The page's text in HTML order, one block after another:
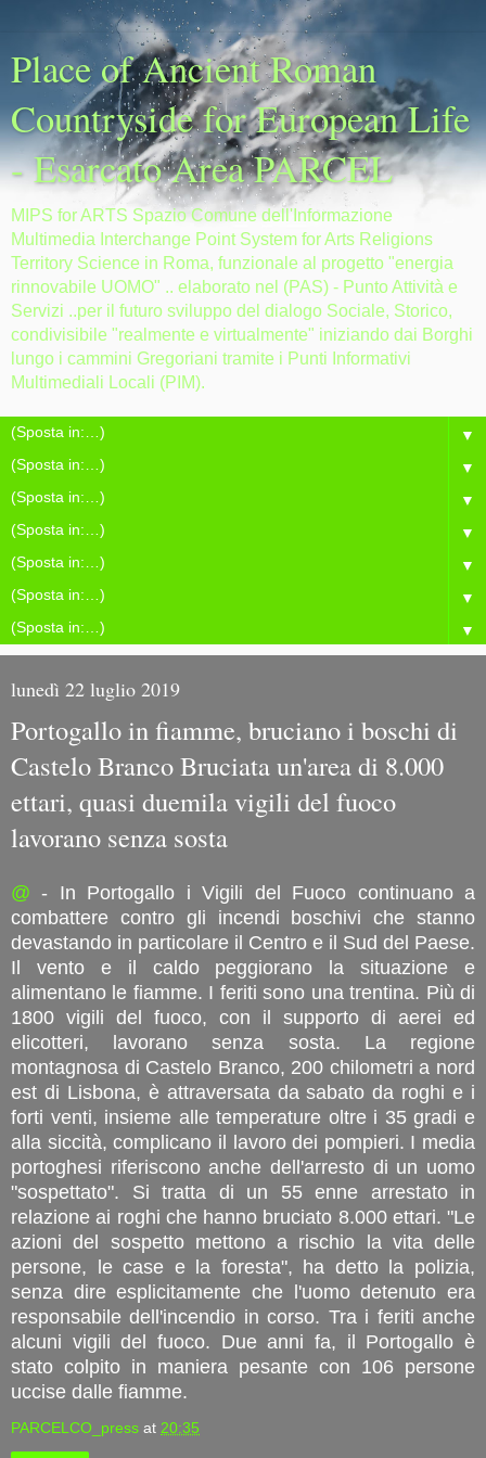
Place of Ancient Roman
Countryside for European Life
- Esarcato Area PARCEL
MIPS for ARTS Spazio Comune dell'Informazione
Multimedia Interchange Point System for Arts Religions
Territory Science in Roma, funzionale al progetto "energia
rinnovabile UOMO" .. elaborato nel (PAS) - Punto Attività e
Servizi ..per il futuro sviluppo del dialogo Sociale, Storico,
condivisibile "realmente e virtualmente" iniziando dai Borghi
lungo i cammini Gregoriani tramite i Punti Informativi
Multimediali Locali (PIM).
▼
▼
▼
▼
▼
▼
▼
lunedì 22 luglio 2019
Portogallo in fiamme, bruciano i boschi di
Castelo Branco Bruciata un'area di 8.000
ettari, quasi duemila vigili del fuoco
lavorano senza sosta
@ - In Portogallo i Vigili del Fuoco continuano a
combattere contro gli incendi boschivi che stanno
devastando in particolare il Centro e il Sud del Paese.
Il vento e il caldo peggiorano la situazione e
alimentano le fiamme. I feriti sono una trentina. Più di
1800 vigili del fuoco, con il supporto di aerei ed
elicotteri, lavorano senza sosta. La regione
montagnosa di Castelo Branco, 200 chilometri a nord
est di Lisbona, è attraversata da sabato da roghi e i
forti venti, insieme alle temperature oltre i 35 gradi e
alla siccità, complicano il lavoro dei pompieri. I media
portoghesi riferiscono anche dell'arresto di un uomo
"sospettato". Si tratta di un 55 enne arrestato in
relazione ai roghi che hanno bruciato 8.000 ettari. "Le
azioni del sospetto mettono a rischio la vita delle
persone, le case e la foresta", ha detto la polizia,
senza dire esplicitamente che l'uomo detenuto era
responsabile dell'incendio in corso. Tra i feriti anche
alcuni vigili del fuoco. Due anni fa, il Portogallo è
stato colpito in maniera pesante con 106 persone
uccise dalle fiamme.
PARCELCO_press at 20:35